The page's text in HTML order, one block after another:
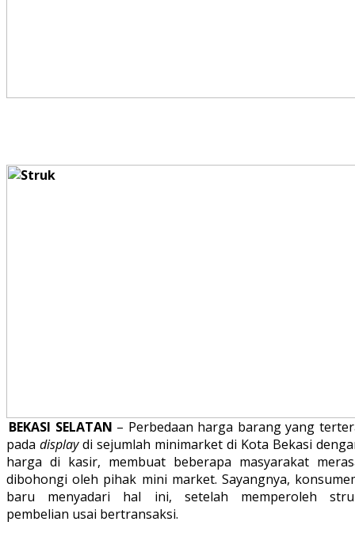
BEKASI SELATAN – Perbedaan harga barang yang
pada displaydi sejumlah minimarket di Kota Bekasi
harga di kasir, membuat beberapa masyarakat
dibohongi oleh pihak mini market. Sayangnya,
baru menyadari hal ini, setelah memperoleh
pembelian usai bertransaksi.